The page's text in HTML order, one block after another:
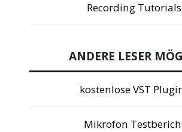
Recording Tutorials
ANDERE LESER
kostenlose VST
Mikrofon